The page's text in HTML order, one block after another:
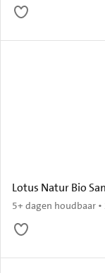
Lotus Natur Bio
5+ dagen houdbaar •